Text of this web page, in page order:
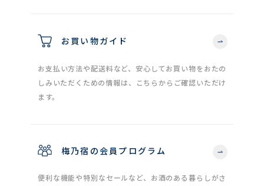
お買い物ガイド
お支払い方法や配送料など、安心してお買い物をおたの
しみいただくための情報は、こちらからご確認いただけ
ます。
梅乃宿の会員プログラム
便利な機能や特別なセールなど、お酒のある暮らしがさ